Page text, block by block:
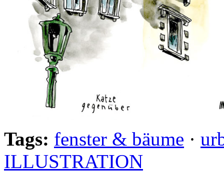
Tags: fenster & bäume ·
ILLUSTRATION